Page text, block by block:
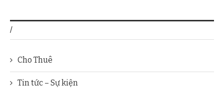
/
Cho Thuê
Tin tức – Sự kiện